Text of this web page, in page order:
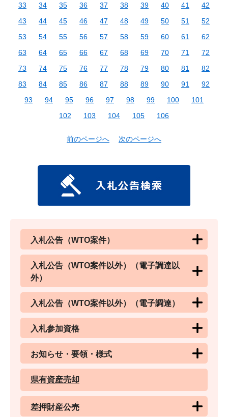
33
34 35 36 37 38 39 40 41
42
43
44 45 46 47 48 49 50 51
52
53
54 55 56 57 58 59 60 61
62
63
64 65 66 67 68 69 70 71
72
73
74 75 76 77 78 79 80 81
82
83
84 85 86 87 88 89 90 91
92
93
94 95 96 97 98 99 100
101
102
103 104 105 106
前のページへ 次のページへ
入札公告（WTO案件）
入札公告（WTO案件以外）（電子調達以
外）
入札公告（WTO案件以外）（電子調達）
入札参加資格
お知らせ・要領・様式
県有資産売却
差押財産公売